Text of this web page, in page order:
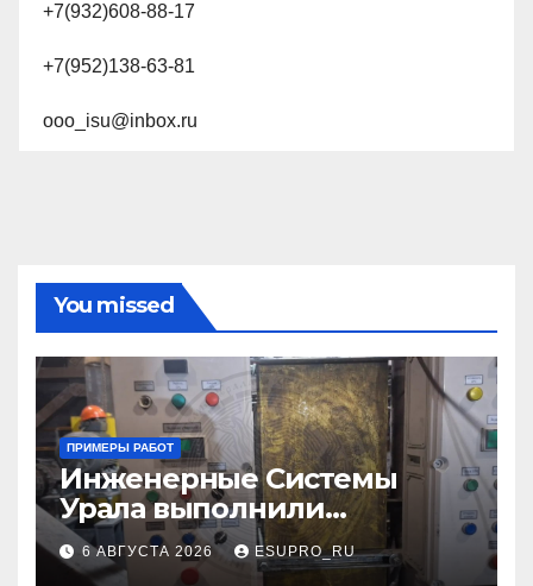
+7(932)608-88-17
+7(952)138-63-81
ooo_isu@inbox.ru
You missed
ПРИМЕРЫ РАБОТ
Инженерные Системы
Урала выполнили
комплекс работ на объекте
Михайловского ГОКа
6 АВГУСТА 2026 ESUPRO_RU